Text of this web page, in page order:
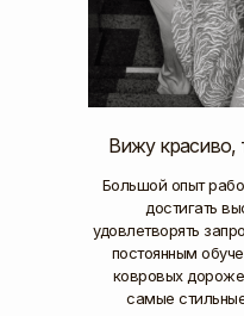
Большой опыт
достигать
удовлетворять
постоянным
ковровых
самые
Вижу